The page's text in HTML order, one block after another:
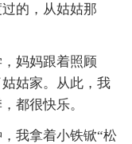
的，从姑姑那
妈妈跟着照顾
姑家。从此，我
都很快乐。
我拿着小铁锨“松